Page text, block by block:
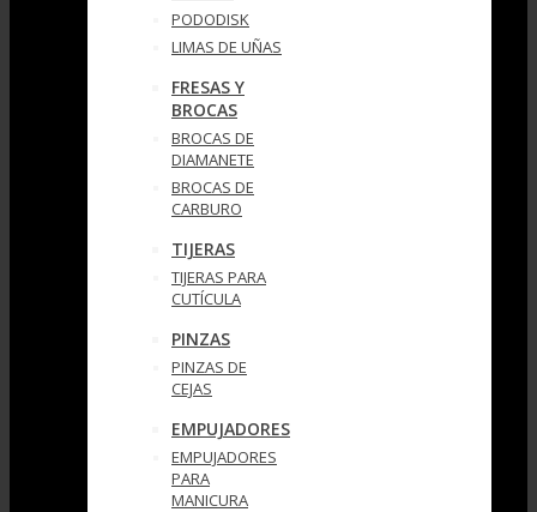
PODODISK
LIMAS DE UÑAS
FRESAS Y
BROCAS
BROCAS DE
DIAMANETE
BROCAS DE
CARBURO
TIJERAS
TIJERAS PARA
CUTÍCULA
PINZAS
PINZAS DE
CEJAS
EMPUJADORES
EMPUJADORES
PARA
MANICURA